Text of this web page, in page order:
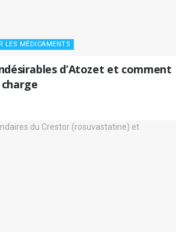
LES MÉDICAMENTS
d’Atozet et comment